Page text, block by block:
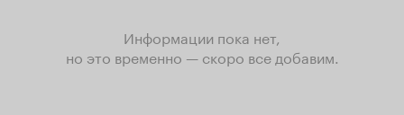
Информации пока нет,
но это временно — скоро все добавим.